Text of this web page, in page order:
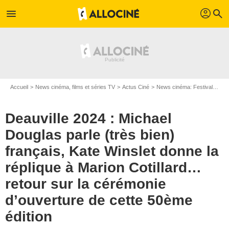
menu profil search
Accueil News cinéma, films et séries TV Actus Ciné News cinéma: Festivals
Deauville 2024 : Michael
Douglas parle (très bien)
français, Kate Winslet donne la
réplique à Marion Cotillard…
retour sur la cérémonie
d’ouverture de cette 50ème
édition